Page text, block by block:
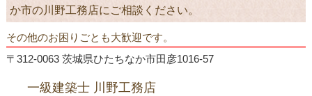
か市の川野工務店にご相談ください。
その他のお困りごとも大歓迎です。
〒312-0063 茨城県ひたちなか市田彦1016-57
一級建築士 川野工務店